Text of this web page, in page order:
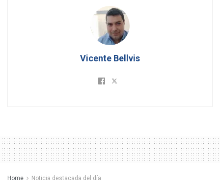
Vicente Bellvis
Home Noticia destacada del día